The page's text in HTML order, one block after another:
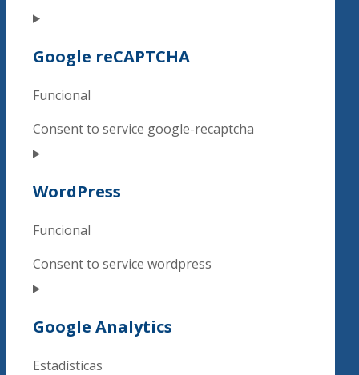
Google reCAPTCHA
Funcional
Consent to service google-recaptcha
WordPress
Funcional
Consent to service wordpress
Google Analytics
Estadísticas